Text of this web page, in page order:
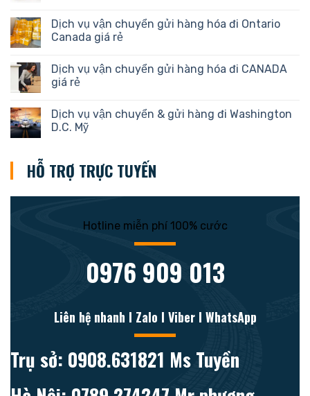
Dịch vụ vận chuyển gửi hàng hóa đi Ontario
Canada giá rẻ
Dịch vụ vận chuyển gửi hàng hóa đi CANADA
giá rẻ
Dịch vụ vận chuyển & gửi hàng đi Washington
D.C. Mỹ
HỖ TRỢ TRỰC TUYẾN
Hotline miễn phí 100% cước
0976 909 013
Liên hệ nhanh l Zalo l Viber l WhatsApp
Trụ sở: 0908.631821 Ms Tuyền